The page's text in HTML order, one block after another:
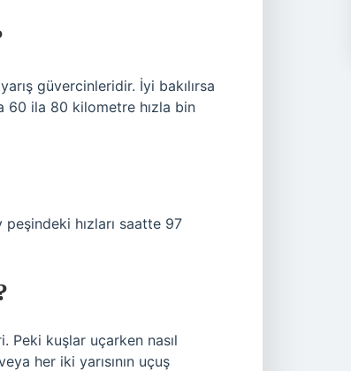
güvercinleridir. İyi bakılırsa
60 ila 80 kilometre hızla bin
hızları saatte 97
Peki kuşlar uçarken nasıl
her iki yarısının uçuş